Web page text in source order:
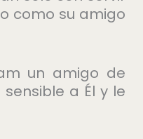
como su amigo
un amigo de
sensible a Él y le